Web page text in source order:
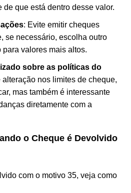
de que está dentro desse valor.
: Evite emitir cheques
se necessário, escolha outro
para valores mais altos.
sobre as políticas do
alteração nos limites de cheque,
mas também é interessante
diretamente com a
o Cheque é Devolvido
com o motivo 35, veja como